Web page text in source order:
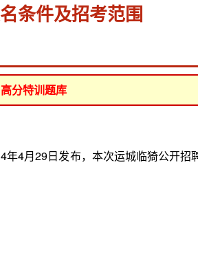
条件及招考范围
分特训题库
年4月29日发布，本次运城临猗公开招